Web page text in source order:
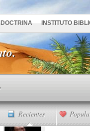
DOCTRINA INSTITUTO
Recientes